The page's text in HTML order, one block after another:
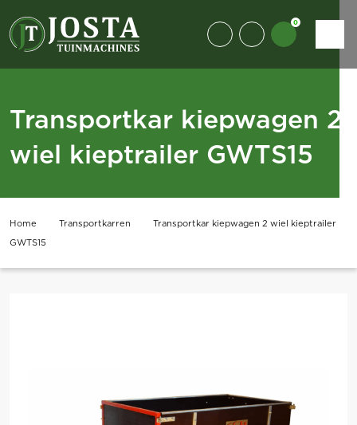
0
Transportkar kiepwagen 2
wiel kieptrailer GWTS15
Home Transportkarren
Transportkar kiepwagen 2 wiel kieptrailer
GWTS15